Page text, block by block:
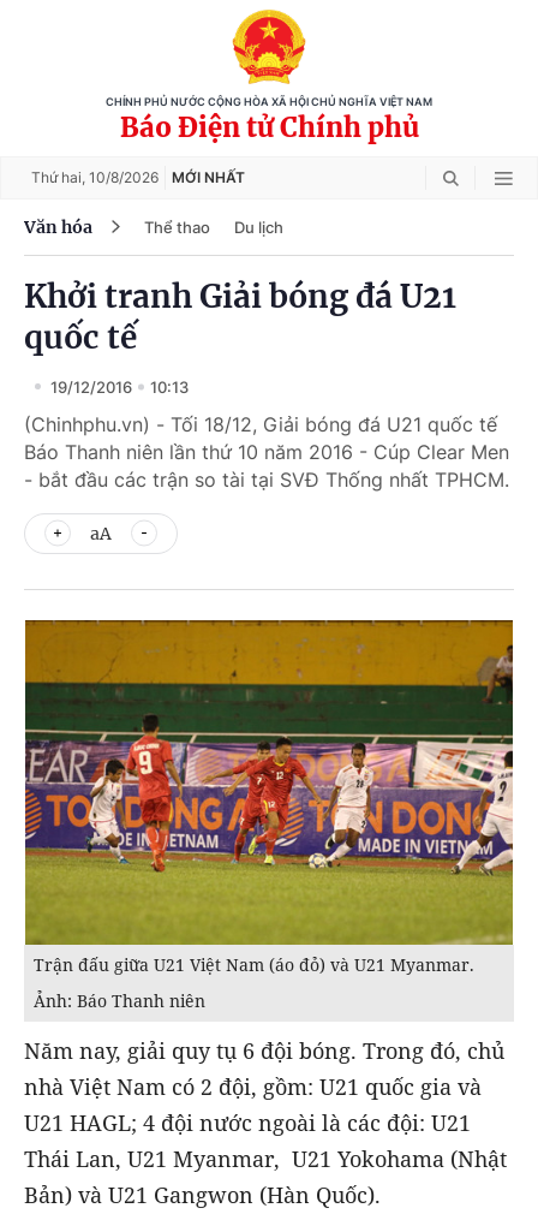
CHÍNH PHỦ NƯỚC CỘNG HÒA XÃ HỘI CHỦ NGHĨA VIỆT NAM
Báo Điện tử Chính phủ
Thứ hai, 10/8/2026 MỚI NHẤT
Văn hóa Thể thao Du lịch
Khởi tranh Giải bóng đá U21
quốc tế
19/12/2016 10:13
(Chinhphu.vn) - Tối 18/12, Giải bóng đá U21 quốc tế
Báo Thanh niên lần thứ 10 năm 2016 - Cúp Clear Men
- bắt đầu các trận so tài tại SVĐ Thống nhất TPHCM.
aA
Trận đấu giữa U21 Việt Nam (áo đỏ) và U21 Myanmar.
Ảnh: Báo Thanh niên
Năm nay, giải quy tụ 6 đội bóng. Trong đó, chủ
nhà Việt Nam có 2 đội, gồm: U21 quốc gia và
U21 HAGL; 4 đội nước ngoài là các đội: U21
Thái Lan, U21 Myanmar, U21 Yokohama (Nhật
Bản) và U21 Gangwon (Hàn Quốc).